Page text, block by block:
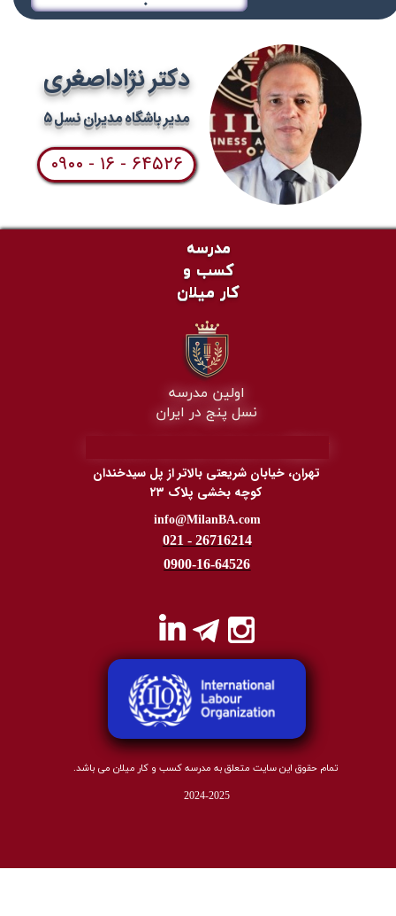
دکتر نژاداصغری
مدیر باشگاه مدیران نسل ۵
۰۹۰۰ - ۱۶ - ۶۴۵۲۶
021 - 26716214
​​​​​info@MilanBA.com
تهران، خیابان شریعتی بالاتر از پل سیدخندان
کوچه بخشی پلاک ۲۳
0900-16-64526
مدرسه
کسب و
کار میلان
تمام حقوق این سایت متعلق به مدرسه کسب و کار میلان می باشد.
2024-2025
اولین مدرسه
نسل پنج در ایران